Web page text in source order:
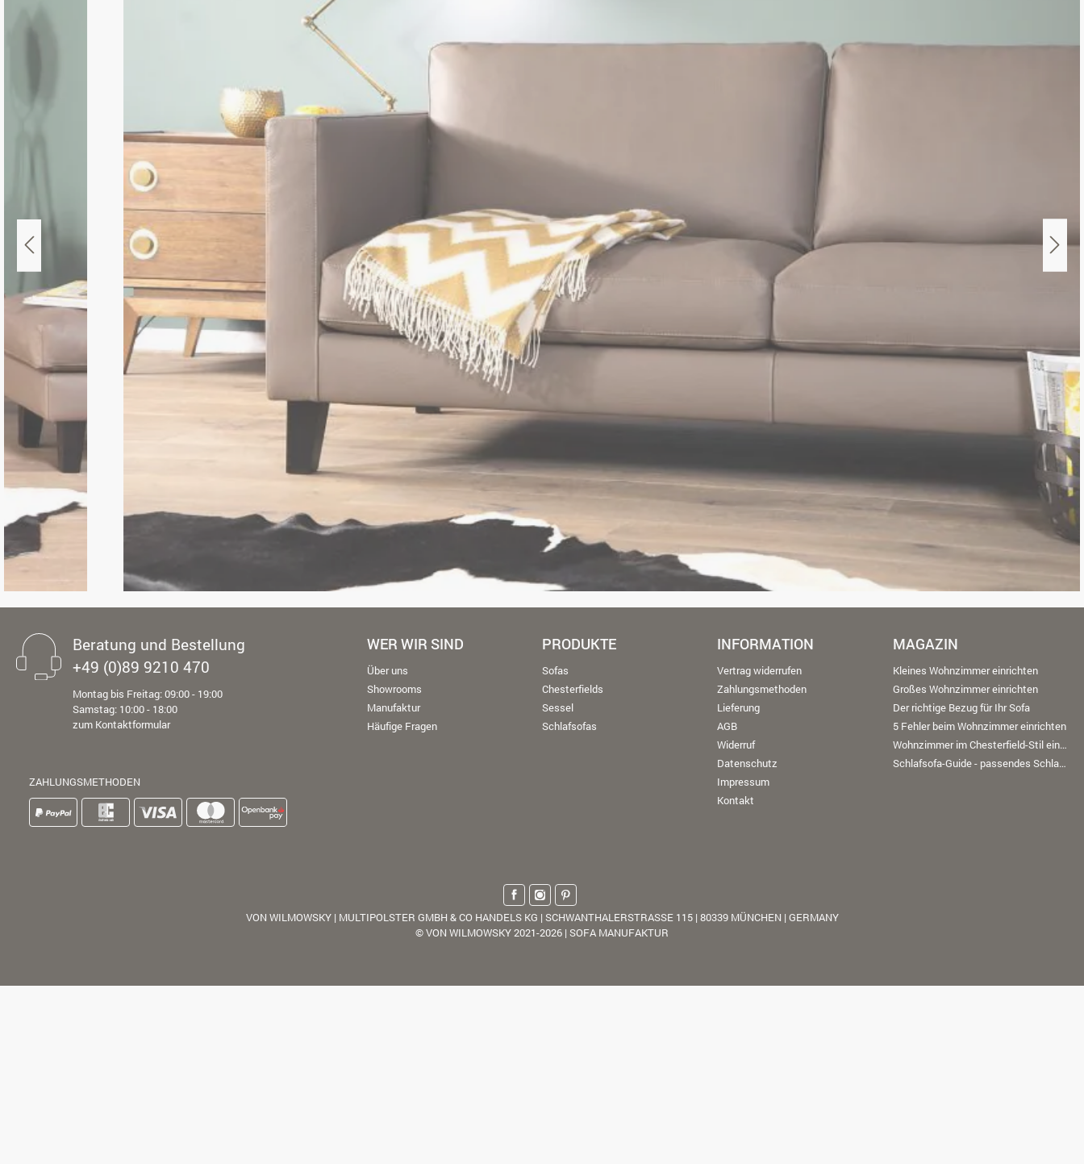
Beratung und Bestellung
+49 (0)89 9210 470
Montag bis Freitag: 09:00 - 19:00
Samstag: 10:00 - 18:00
zum Kontaktformular
ZAHLUNGSMETHODEN
WER WIR SIND
Über uns
Showrooms
Manufaktur
Häufige Fragen
PRODUKTE
Sofas
Chesterfields
Sessel
Schlafsofas
INFORMATION
Vertrag widerrufen
Zahlungsmethoden
Lieferung
AGB
Widerruf
Datenschutz
Impressum
Kontakt
MAGAZIN
Kleines Wohnzimmer einrichten
Großes Wohnzimmer einrichten
Der richtige Bezug für Ihr Sofa
5 Fehler beim Wohnzimmer einrichten
Wohnzimmer im Chesterfield-Stil einrichten
Schlafsofa-Guide - passendes Schlafsofa finden
VON WILMOWSKY | MULTIPOLSTER GMBH & CO HANDELS KG | SCHWANTHALERSTRASSE 115 | 80339 MÜNCHEN | GERMANY
© VON WILMOWSKY 2021-2026 | SOFA MANUFAKTUR